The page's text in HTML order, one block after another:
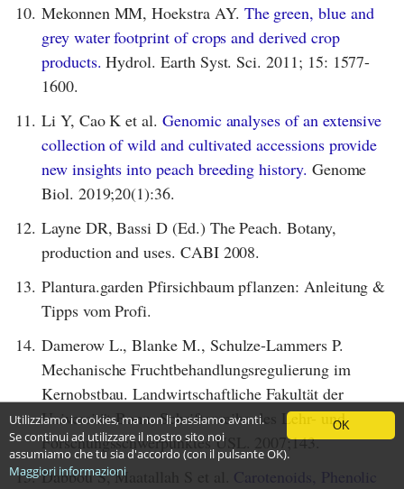
10. Mekonnen MM, Hoekstra AY. The green, blue and
grey water footprint of crops and derived crop
products. Hydrol. Earth Syst. Sci. 2011; 15: 1577-
1600.
11. Li Y, Cao K et al. Genomic analyses of an extensive
collection of wild and cultivated accessions provide
new insights into peach breeding history. Genome
Biol. 2019;20(1):36.
12. Layne DR, Bassi D (Ed.) The Peach. Botany,
production and uses. CABI 2008.
13. Plantura.garden Pfirsichbaum pflanzen: Anleitung &
Tipps vom Profi.
14. Damerow L., Blanke M., Schulze-Lammers P.
Mechanische Fruchtbehandlungsregulierung im
Kernobstbau. Landwirtschaftliche Fakultät der
Universität Bonn, Schriftenreihe des Lehr- und
Forschungsschwerpunktes USL. 2007;143.
15. Dabbou S, Maatallah S et al. Carotenoids, Phenolic
OK
Utilizziamo i cookies, ma non li passiamo avanti.
Se continui ad utilizzare il nostro sito noi
assumiamo che tu sia d'accordo (con il pulsante OK).
Maggiori informazioni